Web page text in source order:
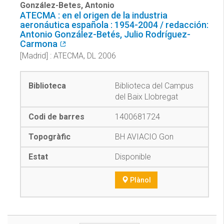
González-Betes, Antonio
ATECMA : en el origen de la industria
aeronáutica española : 1954-2004 / redacción:
Antonio González-Betés, Julio Rodríguez-
Carmona
[Madrid] : ATECMA, DL 2006
Biblioteca del Campus
del Baix Llobregat
1400681724
BH AVIACIO Gon
Disponible
Plànol